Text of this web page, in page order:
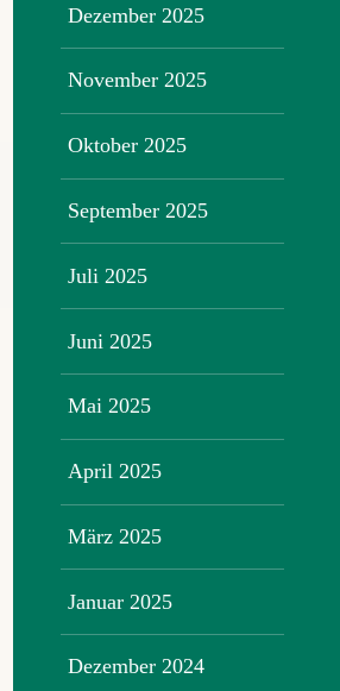
Dezember 2025
November 2025
Oktober 2025
September 2025
Juli 2025
Juni 2025
Mai 2025
April 2025
März 2025
Januar 2025
Dezember 2024